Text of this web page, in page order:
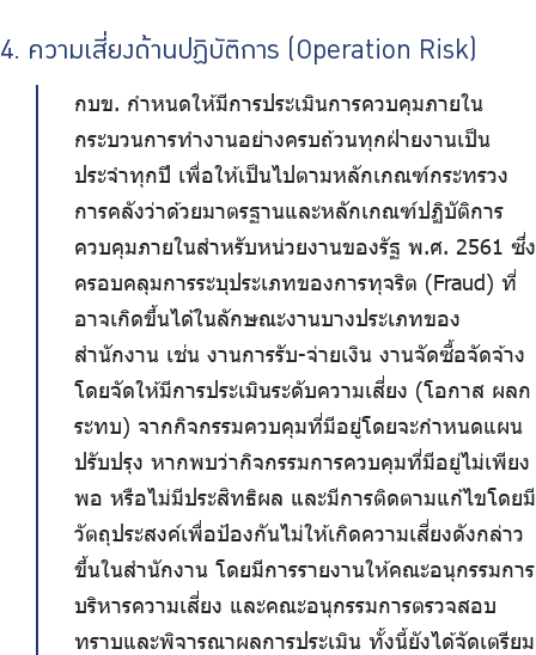
4. ความเสี่ยงด้านปฏิบัติการ (Operation Risk)
กบข. กำหนดให้มีการประเมินการควบคุมภายใน
กระบวนการทำงานอย่างครบถ้วนทุกฝ่ายงานเป็น
ประจำทุกปี เพื่อให้เป็นไปตามหลักเกณฑ์กระทรวง
การคลังว่าด้วยมาตรฐานและหลักเกณฑ์ปฏิบัติการ
ควบคุมภายในสำหรับหน่วยงานของรัฐ พ.ศ. 2561 ซึ่ง
ครอบคลุมการระบุประเภทของการทุจริต (Fraud) ที่
อาจเกิดขึ้นได้ในลักษณะงานบางประเภทของ
สำนักงาน เช่น งานการรับ-จ่ายเงิน งานจัดซื้อจัดจ้าง
โดยจัดให้มีการประเมินระดับความเสี่ยง (โอกาส ผลก
ระทบ) จากกิจกรรมควบคุมที่มีอยู่โดยจะกำหนดแผน
ปรับปรุง หากพบว่ากิจกรรมการควบคุมที่มีอยู่ไม่เพียง
พอ หรือไม่มีประสิทธิผล และมีการติดตามแก้ไขโดยมี
วัตถุประสงค์เพื่อป้องกันไม่ให้เกิดความเสี่ยงดังกล่าว
ขึ้นในสำนักงาน โดยมีการรายงานให้คณะอนุกรรมการ
บริหารความเสี่ยง และคณะอนุกรรมการตรวจสอบ
ทราบและพิจารณาผลการประเมิน ทั้งนี้ยังได้จัดเตรียม